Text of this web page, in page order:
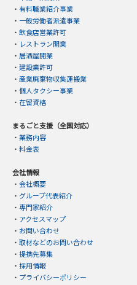
・ 有料職業紹介事業
・ 一般労働者派遣事業
・ 飲食店営業許可
・ レストラン開業
・ 居酒屋開業
・ 建設業許可
・ 産業廃棄物収集運搬業
・ 個人タクシー事業
・ 在留資格
まるごと支援（全国対応）
・ 業務内容
・ 料金表
会社情報
・ 会社概要
・ グループ代表紹介
・ 専門家紹介
・ アクセスマップ
・ お問い合わせ
・ 取材などのお問い合わせ
・ 提携先募集
・ 採用情報
・ プライバシーポリシー